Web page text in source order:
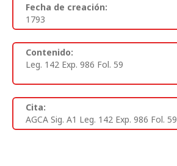
Fecha de creación:
1793
Contenido:
Leg. 142 Exp. 986 Fol. 59
Cita:
AGCA Sig. A1 Leg. 142 Exp. 986 Fol. 59